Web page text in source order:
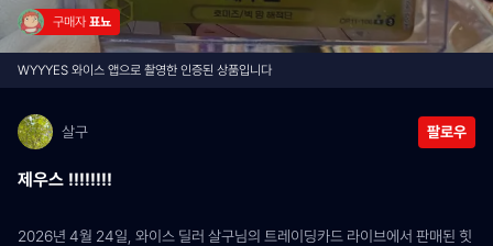
구매자 표뇨
WYYYES 와이스 앱으로 촬영한 인증된 상품입니다
살구 팔로우
제우스 !!!!!!!!
2026년 4월 24일, 와이스 딜러 살구님의 트레이딩카드 라이브에서 판매된 힛